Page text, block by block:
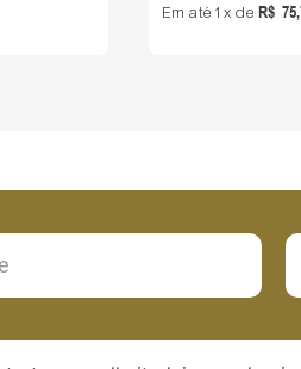
Em até1 de R$ 75,